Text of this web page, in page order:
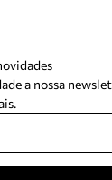
a nossa